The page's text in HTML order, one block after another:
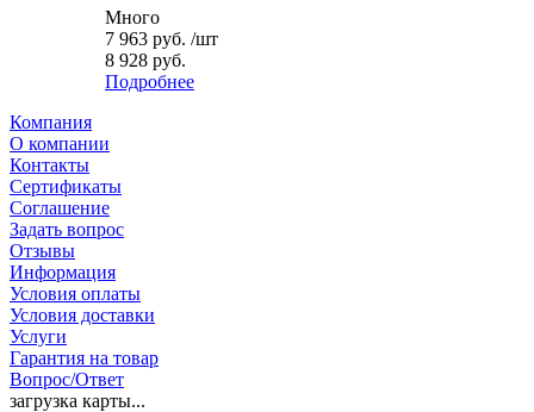
Много
7 963 руб. /шт
8 928 руб.
Подробнее
Компания
О компании
Контакты
Сертификаты
Соглашение
Задать вопрос
Отзывы
Информация
Условия оплаты
Условия доставки
Услуги
Гарантия на товар
Вопрос/Ответ
загрузка карты...